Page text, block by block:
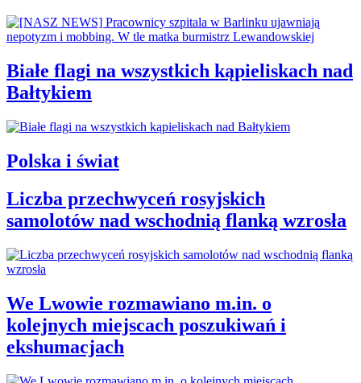
Białe flagi na wszystkich kąpieliskach nad
Bałtykiem
Polska i świat
Liczba przechwyceń rosyjskich
samolotów nad wschodnią flanką wzrosła
We Lwowie rozmawiano m.in. o
kolejnych miejscach poszukiwań i
ekshumacjach